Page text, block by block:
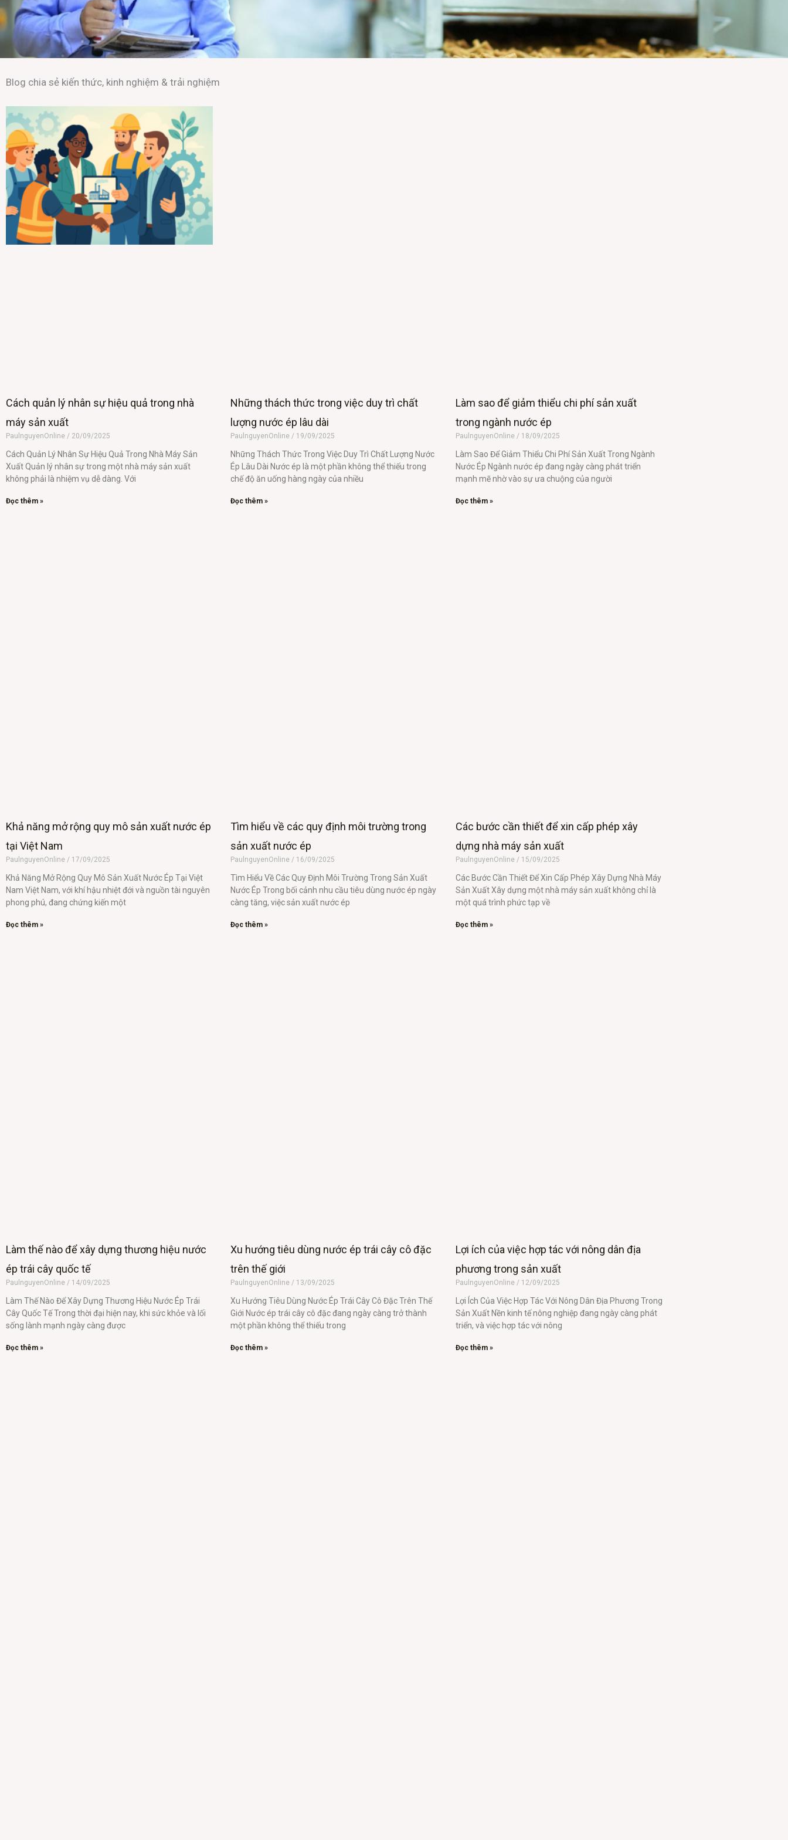
Blog chia sẻ kiến thức, kinh nghiệm & trải nghiệm
Cách quản lý nhân sự hiệu quả trong nhà
máy sản xuất
PaulnguyenOnline 20/09/2025
Cách Quản Lý Nhân Sự Hiệu Quả Trong Nhà Máy Sản
Xuất Quản lý nhân sự trong một nhà máy sản xuất
không phải là nhiệm vụ dễ dàng. Với
Đọc thêm »
Những thách thức trong việc duy trì chất
lượng nước ép lâu dài
PaulnguyenOnline 19/09/2025
Những Thách Thức Trong Việc Duy Trì Chất Lượng Nước
Ép Lâu Dài Nước ép là một phần không thể thiếu trong
chế độ ăn uống hàng ngày của nhiều
Đọc thêm »
Làm sao để giảm thiểu chi phí sản xuất
trong ngành nước ép
PaulnguyenOnline 18/09/2025
Làm Sao Để Giảm Thiểu Chi Phí Sản Xuất Trong Ngành
Nước Ép Ngành nước ép đang ngày càng phát triển
mạnh mẽ nhờ vào sự ưa chuộng của người
Đọc thêm »
Khả năng mở rộng quy mô sản xuất nước ép
tại Việt Nam
PaulnguyenOnline 17/09/2025
Khả Năng Mở Rộng Quy Mô Sản Xuất Nước Ép Tại Việt
Nam Việt Nam, với khí hậu nhiệt đới và nguồn tài nguyên
phong phú, đang chứng kiến một
Đọc thêm »
Tìm hiểu về các quy định môi trường trong
sản xuất nước ép
PaulnguyenOnline 16/09/2025
Tìm Hiểu Về Các Quy Định Môi Trường Trong Sản Xuất
Nước Ép Trong bối cảnh nhu cầu tiêu dùng nước ép ngày
càng tăng, việc sản xuất nước ép
Đọc thêm »
Các bước cần thiết để xin cấp phép xây
dựng nhà máy sản xuất
PaulnguyenOnline 15/09/2025
Các Bước Cần Thiết Để Xin Cấp Phép Xây Dựng Nhà Máy
Sản Xuất Xây dựng một nhà máy sản xuất không chỉ là
một quá trình phức tạp về
Đọc thêm »
Làm thế nào để xây dựng thương hiệu nước
ép trái cây quốc tế
PaulnguyenOnline 14/09/2025
Làm Thế Nào Để Xây Dựng Thương Hiệu Nước Ép Trái
Cây Quốc Tế Trong thời đại hiện nay, khi sức khỏe và lối
sống lành mạnh ngày càng được
Đọc thêm »
Xu hướng tiêu dùng nước ép trái cây cô đặc
trên thế giới
PaulnguyenOnline 13/09/2025
Xu Hướng Tiêu Dùng Nước Ép Trái Cây Cô Đặc Trên Thế
Giới Nước ép trái cây cô đặc đang ngày càng trở thành
một phần không thể thiếu trong
Đọc thêm »
Lợi ích của việc hợp tác với nông dân địa
phương trong sản xuất
PaulnguyenOnline 12/09/2025
Lợi Ích Của Việc Hợp Tác Với Nông Dân Địa Phương Trong
Sản Xuất Nền kinh tế nông nghiệp đang ngày càng phát
triển, và việc hợp tác với nông
Đọc thêm »